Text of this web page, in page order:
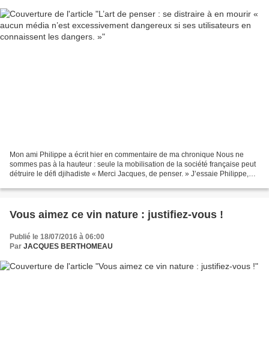
Mon ami Philippe a écrit hier en commentaire de ma chronique Nous ne
sommes pas à la hauteur : seule la mobilisation de la société française peut
détruire le défi djihadiste « Merci Jacques, de penser. » J’essaie Philippe,
Vous aimez ce vin nature : justifiez-vous !
Publié le 18/07/2016 à 06:00
Par JACQUES BERTHOMEAU